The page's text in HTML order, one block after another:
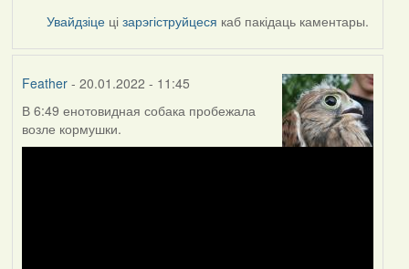
Увайдзіце цізарэгіструйцеся каб пакідаць каментары.
Feather- 20.01.2022 - 11:45
В 6:49 енотовидная собака пробежала
возле кормушки.